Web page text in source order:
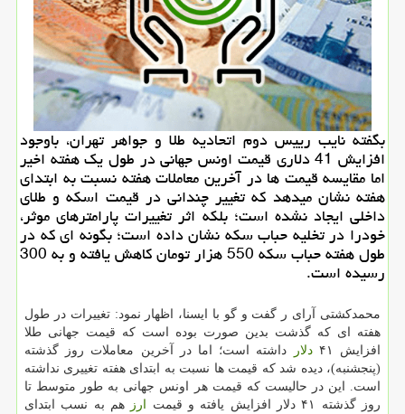
بگفته نایب رییس دوم اتحادیه طلا و جواهر تهران، باوجود
افزایش 41 دلاری قیمت اونس جهانی در طول یک هفته اخیر
اما مقایسه قیمت ها در آخرین معاملات هفته نسبت به ابتدای
هفته نشان میدهد که تغییر چندانی در قیمت اسکه و طلای
داخلی ایجاد نشده است؛ بلکه اثر تغییرات پارامترهای موثر،
خودرا در تخلیه حباب سکه نشان داده است؛ بگونه ای که در
طول هفته حباب سکه 550 هزار تومان کاهش یافته و به 300
رسیده است.
محمدکشتی آرای ر گفت و گو با ایسنا، اظهار نمود: تغییرات در طول
هفته ای که گذشت بدین صورت بوده است که قیمت جهانی طلا
افزایش ۴۱
دلار
داشته است؛ اما در آخرین معاملات روز گذشته
(پنجشنبه)، دیده شد که قیمت ها نسبت به ابتدای هفته تغییری نداشته
است. این در حالیست که قیمت هر اونس جهانی به طور متوسط تا
روز گذشته ۴۱ دلار افزایش یافته و قیمت
ارز
هم به نسب ابتدای